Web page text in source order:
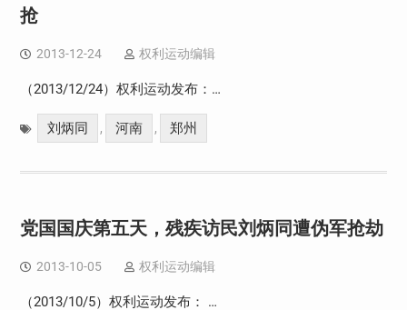
抢
2013-12-24 权利运动编辑
（2013/12/24）权利运动发布：…
刘炳同 , 河南 , 郑州
党国国庆第五天，残疾访民刘炳同遭伪军抢劫
2013-10-05 权利运动编辑
（2013/10/5）权利运动发布： …